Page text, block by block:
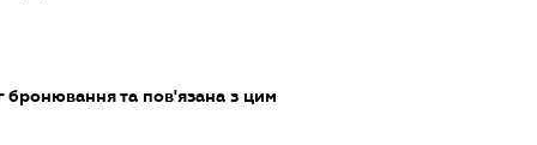
та пов'язана з цим